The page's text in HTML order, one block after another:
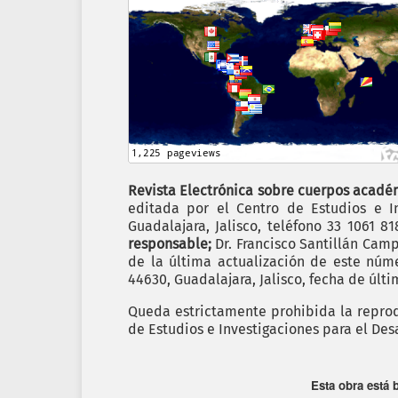
Revista Electrónica sobre cuerpos
editada por el Centro de Estudios e
Guadalajara, Jalisco, teléfono 33 1061
responsable; Dr. Francisco Santillán
de la última actualización de este
44630, Guadalajara, Jalisco, fecha de
Queda estrictamente prohibida la
de Estudios e Investigaciones para el
Esta obra está